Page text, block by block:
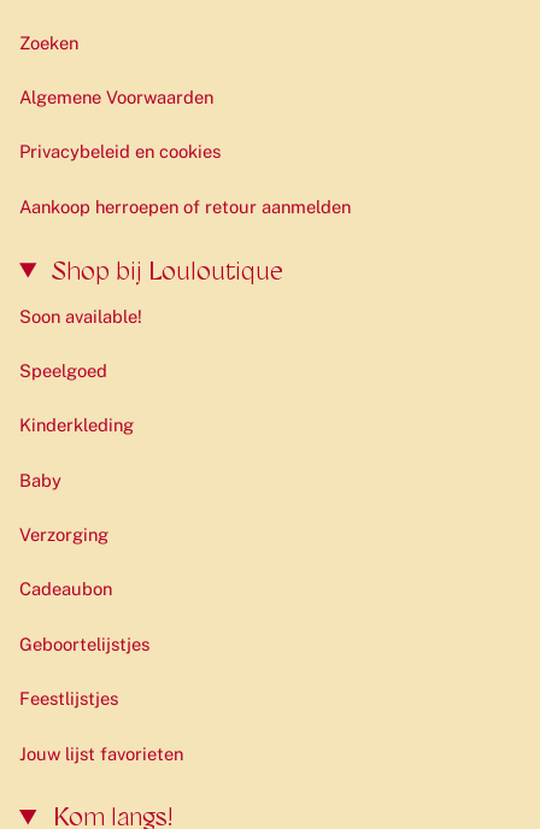
Zoeken
Algemene Voorwaarden
Privacybeleid en cookies
Aankoop herroepen of retour aanmelden
Shop bij Louloutique
Soon available!
Speelgoed
Kinderkleding
Baby
Verzorging
Cadeaubon
Geboortelijstjes
Feestlijstjes
Jouw lijst favorieten
Kom langs!